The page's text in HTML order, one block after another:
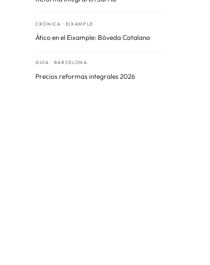
CRÓNICA · EIXAMPLE
Ático en el Eixample: Bóveda Catalana
GUÍA · BARCELONA
Precios reformas integrales 2026